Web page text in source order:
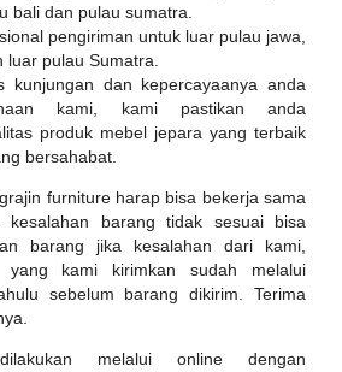
bali dan pulau sumatra.
pengiriman untuk luar pulau jawa,
pulau Sumatra.
kunjungan dan kepercayaanya anda
kami, kami pastikan anda
produk mebel jepara yang terbaik
bersahabat.
furniture harap bisa bekerja sama
barang tidak sesuai bisa
barang jika kesalahan dari kami,
yang kami kirimkan sudah melalui
sebelum barang dikirim. Terima
melalui online dengan